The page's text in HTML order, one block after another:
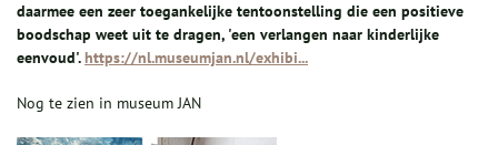
daarmee een zeer toegankelijke tentoonstelling die een positieve
boodschap weet uit te dragen, 'een verlangen naar kinderlijke
eenvoud'.https://nl.museumjan.nl/exhibi...
Nog te zien in museum JAN